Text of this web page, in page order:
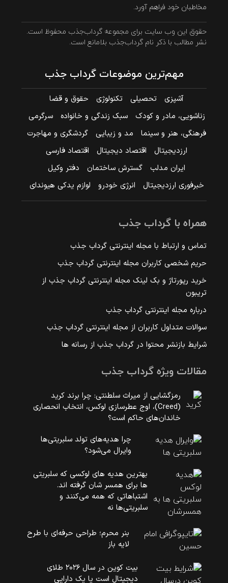
مخاطبان خود فراهم آورد.
حقوق این وب سایت برای مجموعه گرداب‌جذب محفوظ است.
نشر مطالب با ذکر نام گرداب‌جذب بلامانع است.
مهم‌ترین موضوعات گرداب جذب
آشپزی تحصیلی تکنولوژی
حقوق و قضا
زناشویی، مادر و کودک
سبک زندگی و خانواده
سرگرمی
فرهنگی، هنر و سینما
مد و زیبایی
گردشگری و مهاجرت
ارزدیجیتال
اقتصاد دیجیتال
اقتصاد فارسی
ایران مدلب
گسترش ساختمان
دفتر وکیل
خبرفوری ارزدیجیتال
انرژی خودرو لوازم یدکی هیوندای
همراه با گرداب جذب
تماس و ارتباط با مجله اینترنتی گرداب جذب
حریم شخصی کاربران مجله اینترنتی گرداب جذب
خرید رپورتاژ و بک لینک مجله اینترنتی گرداب جذب از
تریبون
درباره مجله اینترنتی گرداب جذب
سوالات متداول کاربران از مجله اینترنتی گرداب جذب
شرایط بازنشر محتوا در گرداب جذب از رسانه ها
مقالات ویژه گرداب جذب
رمزگشایی از میراث سلطنتی: چرا برند کرید
(Creed)، اوج عطرسازی لوکس، انتخاب انحصاری
خاندان‌های حاکم است؟
چرا هدیه‌های تولد سلبریتی‌ها
وایرال می‌شود؟
بهترین هدیه های لوکسی که سلبریتی
ها برای همسر شان گرفته اند.
اشتباهاتی که همه می‌کنند و
سلبریتی‌ها نه
بنر محرم؛ طراحی حرفه‌ای با طرح
لایه باز
بیت کوین در سال ۲۰۲۶ طلای
دیجیتال است یا یک دارایی